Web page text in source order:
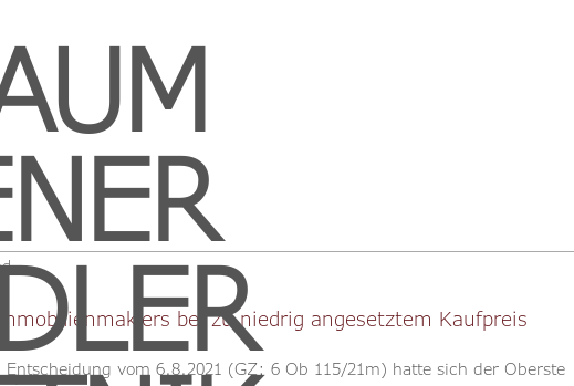
bei zu niedrig angesetztem Kaufpreis
vom 6.8.2021 (GZ: 6 Ob 115/21m) hatte sich der Oberste